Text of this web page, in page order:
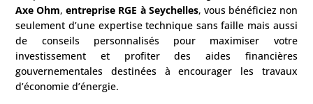
Axe Ohm,entreprise RGE à Seychelles, vous bénéficiez non
seulement d’une expertise technique sans faille mais aussi
de conseils personnalisés pour maximiser votre
investissement et profiter des aides financières
gouvernementales destinées à encourager les travaux
d’économie d’énergie.